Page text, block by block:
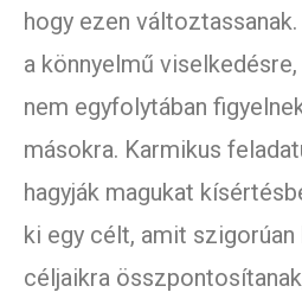
hogy ezen
a könnyelmű
nem egyfolytában
másokra. Karmikus
hagyják magukat
ki egy célt, amit
céljaikra